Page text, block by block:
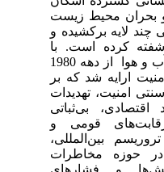
بحران محیط زیست
لایه برکشیده و
کرده است. با
اهمیت یافتن مساله تغییر آب و هوا از دهه 1980
ارایه شد که بر
امنیت، تهدیدات
بی‌ثباتی
قومی و
بین‌المللی،
حوزه مخاطرات
و فشارهای